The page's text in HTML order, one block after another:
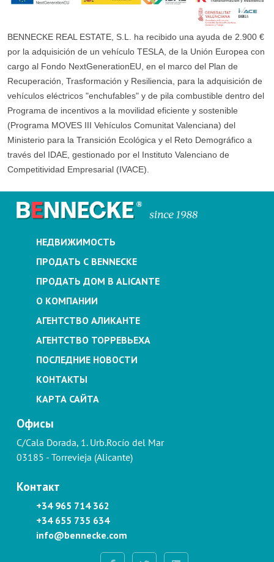
BENNECKE REAL ESTATE, S.L. ha recibido una ayuda de 2.900 €
por la adquisición de un vehículo TESLA, de la Unión Europea con
cargo al Fondo NextGenerationEU, en el marco del Plan de
Recuperación, Trasformación y Resiliencia, para la adquisición de
vehículos eléctricos "enchufables" y de pila combustible dentro del
Programa de incentivos a la movilidad eficiente y sostenible
(Programa MOVES III Vehículos Comunitat Valenciana) del
Ministerio para la Transición Ecológica y el Reto Demográfico a
través del IDAE, gestionado por el Instituto Valenciano de
Competitividad Empresarial (IVACE).
НЕДВИЖИМОСТЬ
ПРОДАТЬ С BENNECKE
ПРОДАТЬ ДОМ В ALICANTE
О КОМПАНИИ
АГЕНТСТВО АЛИКАНТЕ
АГЕНТСТВО ТОРРЕВЬЕХА
ПОСЛЕДНИЕ НОВОСТИ
КОНТАКТЫ
КАРТА САЙТА
Офисы
C/Cala Dorada, 1. Urb.Rocío del Mar
03185 - Torrevieja (Alicante)
Контакт
+34 965 714 362
+34 655 735 634
info@bennecke.com